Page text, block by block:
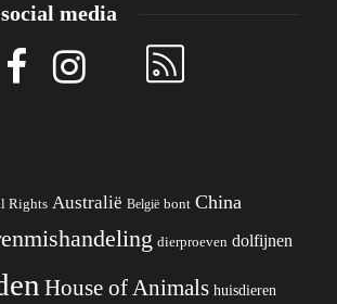
media
Rights Australië België bont China
dierproeven dolfijnen
House of Animals huisdieren